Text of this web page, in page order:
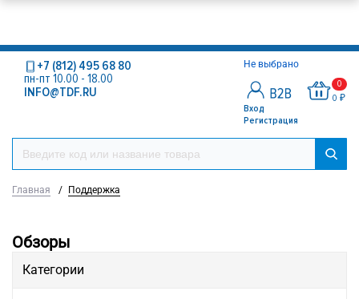
Не выбрано
Вход
Регистрация
0
0 ₽
+7 (812) 495 68 80
пн-пт 10.00 - 18.00
INFO@TDF.RU
Главная / Поддержка
Обзоры
Категории